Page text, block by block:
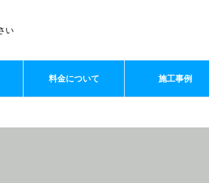
い
料金について 施工事例